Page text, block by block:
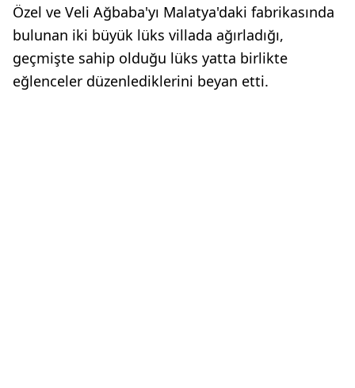
Özel ve Veli Ağbaba'yı Malatya'daki fabrikasında
bulunan iki büyük lüks villada ağırladığı,
geçmişte sahip olduğu lüks yatta birlikte
eğlenceler düzenlediklerini beyan etti.